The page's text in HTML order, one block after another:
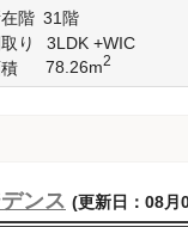
階 31階
り
3LDK +WIC
78.26m2
ンス (更新日：08月